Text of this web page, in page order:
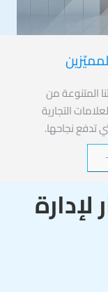
من
التجارية
تدفع نجاحها.
لإدارة